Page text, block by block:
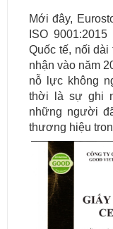
Mới đây,
ISO
Quốc tế, nối
nhận vào năm
nỗ lực không
thời là sự ghi
những người
thương hiệu